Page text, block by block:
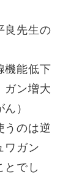
良先生の
機能低下
ガン増大
）
うのは逆
ワガン
でし